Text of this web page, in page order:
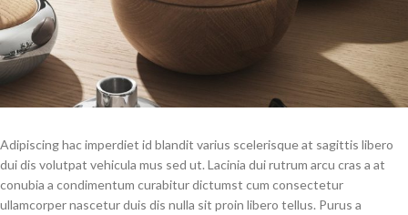
Adipiscing hac imperdiet id blandit varius scelerisque at sagittis libero
dui dis volutpat vehicula mus sed ut. Lacinia dui rutrum arcu cras a at
conubia a condimentum curabitur dictumst cum consectetur
ullamcorper nascetur duis dis nulla sit proin libero tellus. Purus a